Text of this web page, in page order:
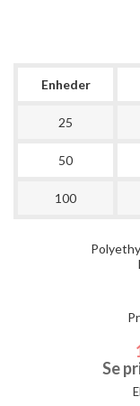
Enheder
25
50
100
Se